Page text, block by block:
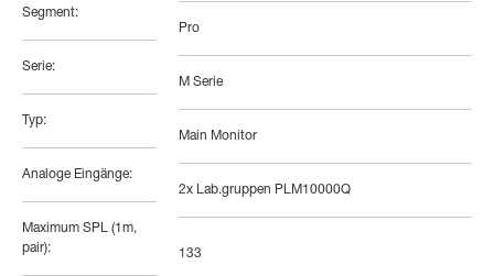
Segment:
Serie:
Typ:
Analoge Eingänge:
Maximum SPL (1m,
pair):
Pro
M Serie
Main Monitor
2x Lab.gruppen PLM10000Q
133